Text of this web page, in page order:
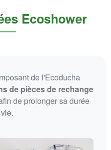
Ecoshower
de l'Ecoducha
de pièces de rechange
de prolonger sa durée